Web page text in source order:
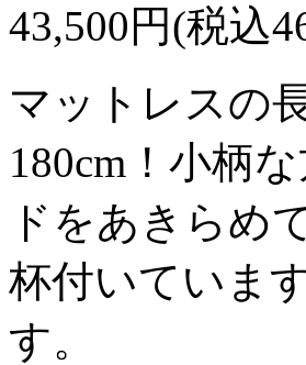
43,500円(税込
マットレスの
180cm！小柄
ドをあきらめ
杯付いていま
す。